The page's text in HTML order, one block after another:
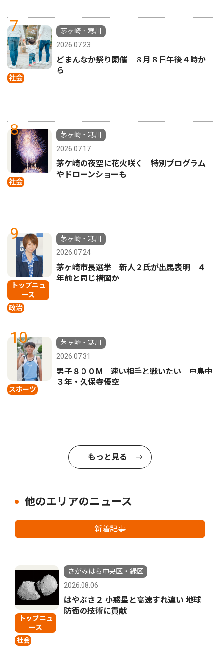
7
社会
茅ヶ崎・寒川
2026.07.23
どまんなか祭り開催 ８月８日午後４時か
ら
8
社会
茅ヶ崎・寒川
2026.07.17
茅ケ崎の夜空に花火咲く 特別プログラム
やドローンショーも
9
トップニュ
ース
政治
茅ヶ崎・寒川
2026.07.24
茅ヶ崎市長選挙 新人２氏が出馬表明 ４
年前と同じ構図か
10
スポーツ
茅ヶ崎・寒川
2026.07.31
男子８００M 速い相手と戦いたい 中島中
３年・久保寺優空
もっと見る
他のエリアのニュース
新着記事
トップニュ
ース
社会
さがみはら中央区・緑区
2026.08.06
はやぶさ２ 小惑星と高速すれ違い 地球
防衛の技術に貢献